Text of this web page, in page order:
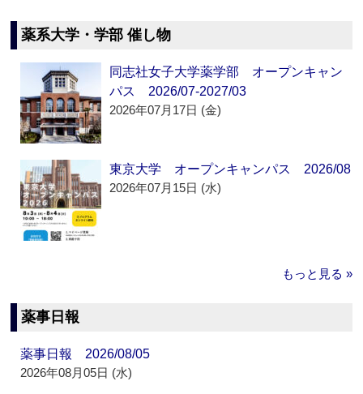
薬系大学・学部 催し物
同志社女子大学薬学部 オープンキャン
パス 2026/07-2027/03
2026年07月17日 (金)
東京大学 オープンキャンパス 2026/08
2026年07月15日 (水)
もっと見る »
薬事日報
薬事日報 2026/08/05
2026年08月05日 (水)